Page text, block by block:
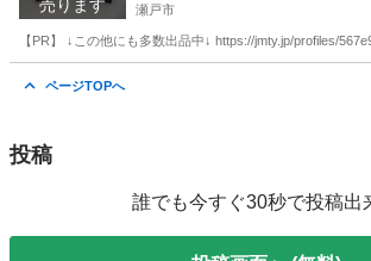
売ります 瀬戸市
【PR】 ↓この他にも多数出品中↓ https://jmty.jp/profiles/
ページTOPへ
投稿
誰でも今すぐ30秒で投稿出